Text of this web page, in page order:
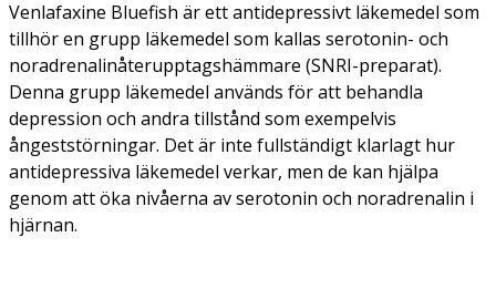
Venlafaxine Bluefish är ett antidepressivt läkemedel som
tillhör en grupp läkemedel som kallas serotonin- och
noradrenalinåterupptagshämmare (SNRI-preparat).
Denna grupp läkemedel används för att behandla
depression och andra tillstånd som exempelvis
ångeststörningar. Det är inte fullständigt klarlagt hur
antidepressiva läkemedel verkar, men de kan hjälpa
genom att öka nivåerna av serotonin och noradrenalin i
hjärnan.